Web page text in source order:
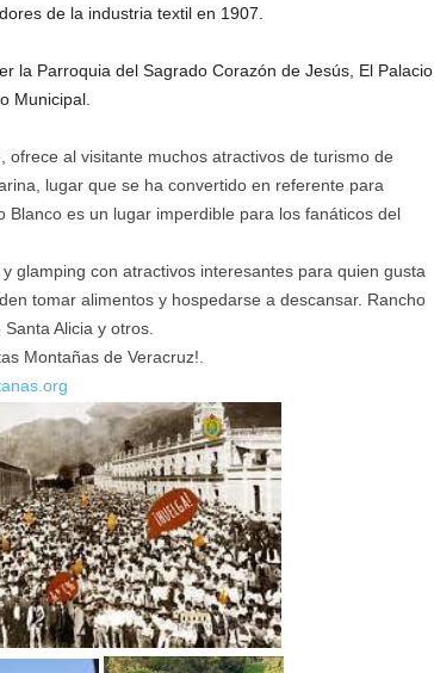
de la industria textil en 1907.
la Parroquia del Sagrado Corazón de Jesús, El Palacio
Municipal.
ofrece al visitante muchos atractivos de turismo de
lugar que se ha convertido en referente para
es un lugar imperdible para los fanáticos del
glamping con atractivos interesantes para quien gusta
tomar alimentos y hospedarse a descansar. Rancho
Alicia y otros.
Montañas de Veracruz!.